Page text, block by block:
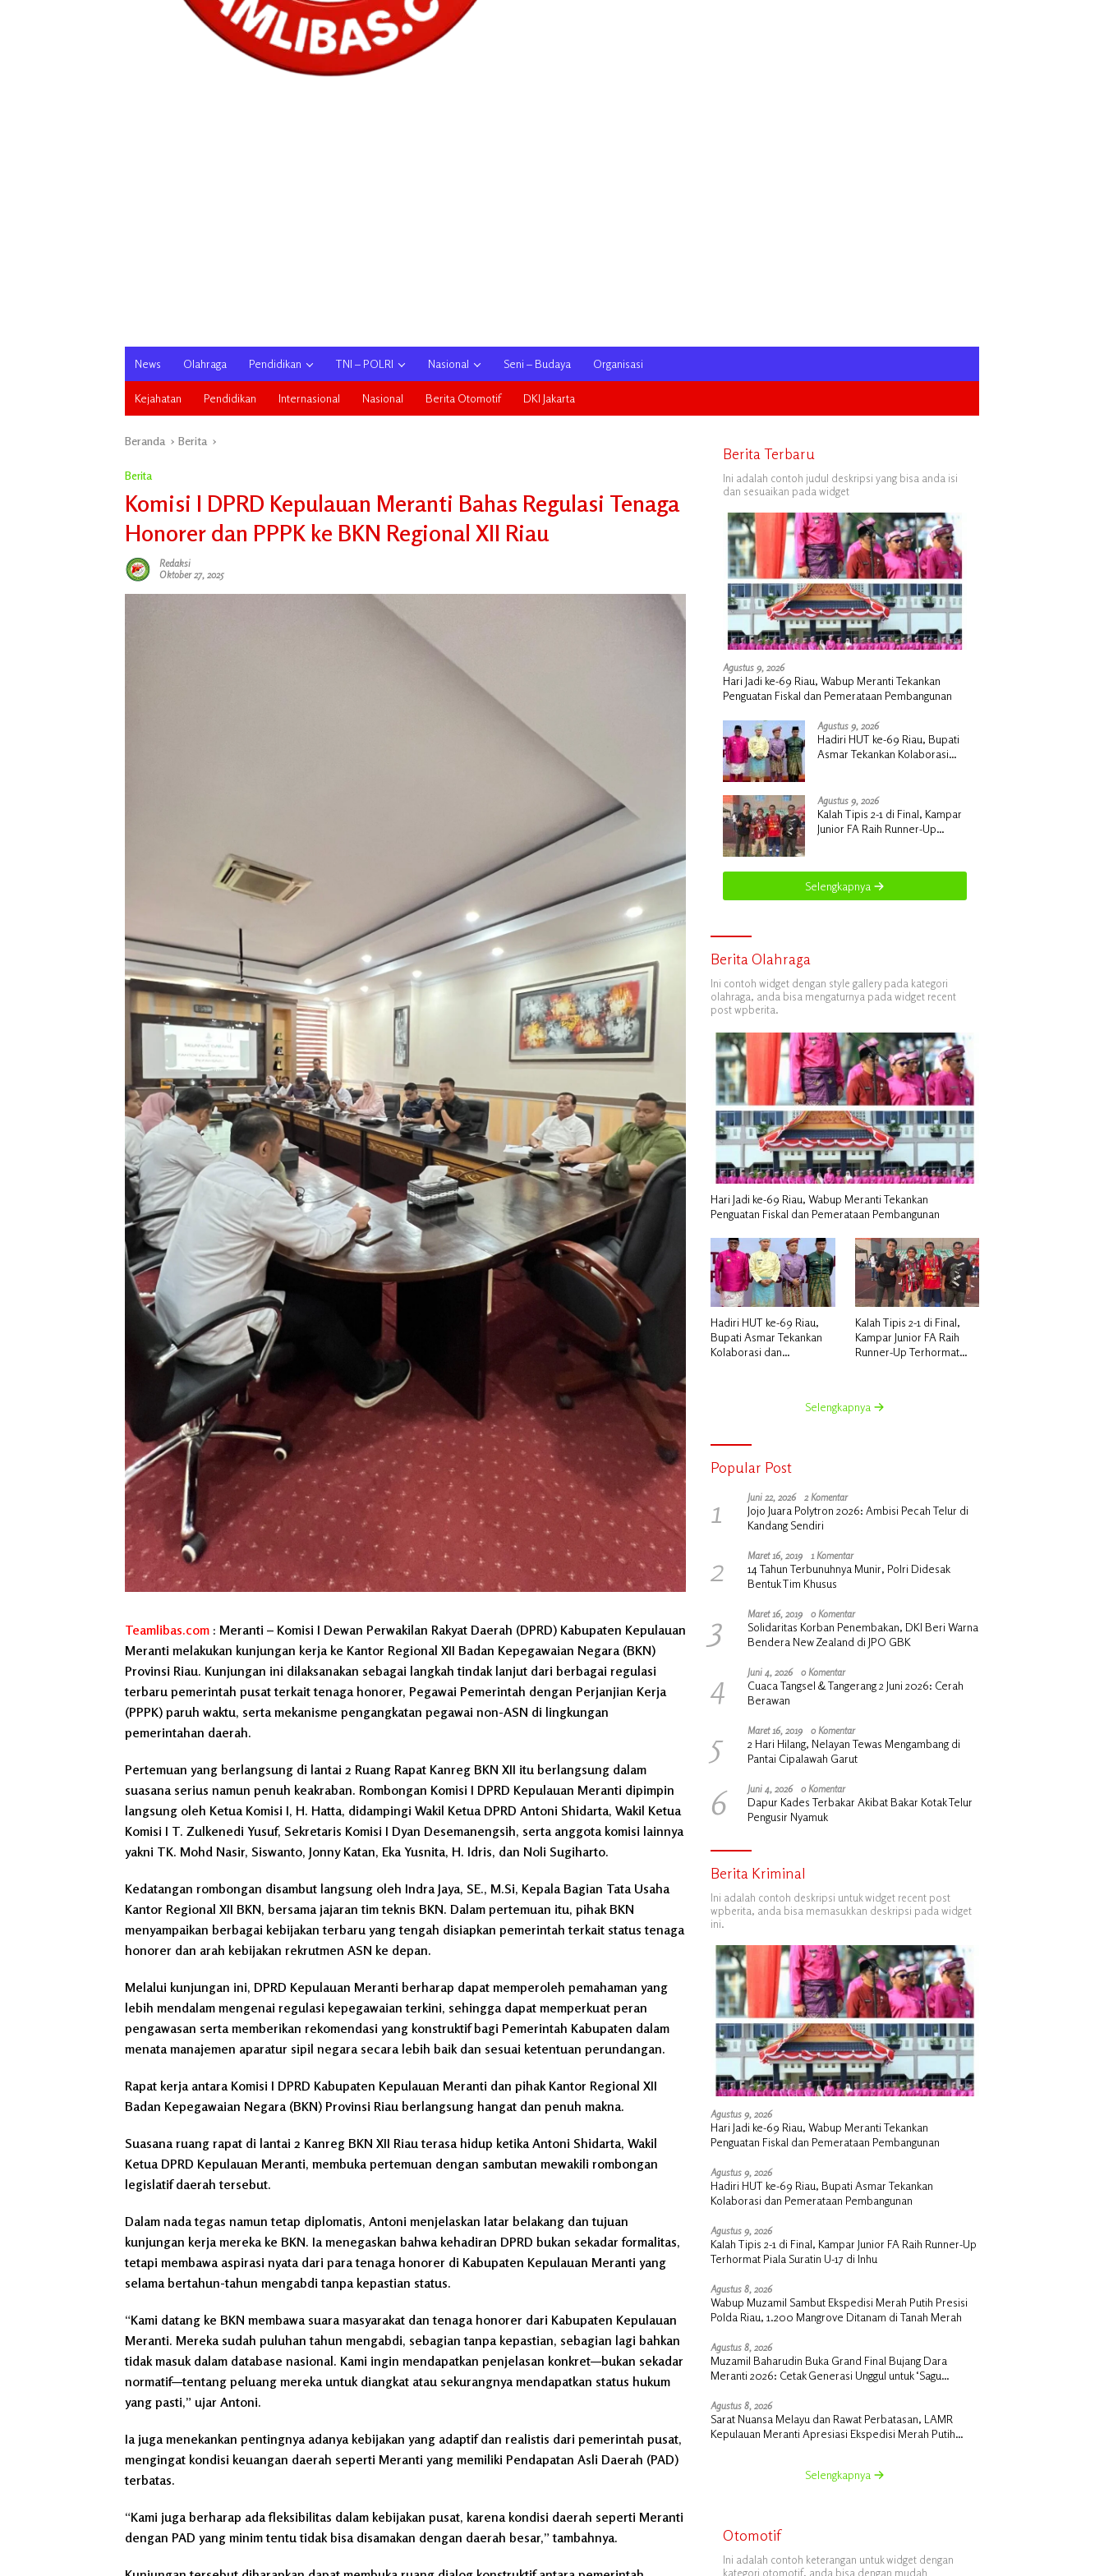
News Olahraga Pendidikan TNI – POLRI Nasional Seni – Budaya Organisasi
Kejahatan Pendidikan Internasional Nasional Berita Otomotif DKI Jakarta
Beranda Berita
Berita
Komisi I DPRD Kepulauan Meranti Bahas Regulasi Tenaga
Honorer dan PPPK ke BKN Regional XII Riau
Redaksi
Oktober 27, 2025
Teamlibas.com : Meranti – Komisi I Dewan Perwakilan Rakyat Daerah (DPRD) Kabupaten Kepulauan
Meranti melakukan kunjungan kerja ke Kantor Regional XII Badan Kepegawaian Negara (BKN)
Provinsi Riau. Kunjungan ini dilaksanakan sebagai langkah tindak lanjut dari berbagai regulasi
terbaru pemerintah pusat terkait tenaga honorer, Pegawai Pemerintah dengan Perjanjian Kerja
(PPPK) paruh waktu, serta mekanisme pengangkatan pegawai non-ASN di lingkungan
pemerintahan daerah.
Pertemuan yang berlangsung di lantai 2 Ruang Rapat Kanreg BKN XII itu berlangsung dalam
suasana serius namun penuh keakraban. Rombongan Komisi I DPRD Kepulauan Meranti dipimpin
langsung oleh Ketua Komisi I, H. Hatta, didampingi Wakil Ketua DPRD Antoni Shidarta, Wakil Ketua
Komisi I T. Zulkenedi Yusuf, Sekretaris Komisi I Dyan Desemanengsih, serta anggota komisi lainnya
yakni TK. Mohd Nasir, Siswanto, Jonny Katan, Eka Yusnita, H. Idris, dan Noli Sugiharto.
Kedatangan rombongan disambut langsung oleh Indra Jaya, SE., M.Si, Kepala Bagian Tata Usaha
Kantor Regional XII BKN, bersama jajaran tim teknis BKN. Dalam pertemuan itu, pihak BKN
menyampaikan berbagai kebijakan terbaru yang tengah disiapkan pemerintah terkait status tenaga
honorer dan arah kebijakan rekrutmen ASN ke depan.
Melalui kunjungan ini, DPRD Kepulauan Meranti berharap dapat memperoleh pemahaman yang
lebih mendalam mengenai regulasi kepegawaian terkini, sehingga dapat memperkuat peran
pengawasan serta memberikan rekomendasi yang konstruktif bagi Pemerintah Kabupaten dalam
menata manajemen aparatur sipil negara secara lebih baik dan sesuai ketentuan perundangan.
Rapat kerja antara Komisi I DPRD Kabupaten Kepulauan Meranti dan pihak Kantor Regional XII
Badan Kepegawaian Negara (BKN) Provinsi Riau berlangsung hangat dan penuh makna.
Suasana ruang rapat di lantai 2 Kanreg BKN XII Riau terasa hidup ketika Antoni Shidarta, Wakil
Ketua DPRD Kepulauan Meranti, membuka pertemuan dengan sambutan mewakili rombongan
legislatif daerah tersebut.
Dalam nada tegas namun tetap diplomatis, Antoni menjelaskan latar belakang dan tujuan
kunjungan kerja mereka ke BKN. Ia menegaskan bahwa kehadiran DPRD bukan sekadar formalitas,
tetapi membawa aspirasi nyata dari para tenaga honorer di Kabupaten Kepulauan Meranti yang
selama bertahun-tahun mengabdi tanpa kepastian status.
“Kami datang ke BKN membawa suara masyarakat dan tenaga honorer dari Kabupaten Kepulauan
Meranti. Mereka sudah puluhan tahun mengabdi, sebagian tanpa kepastian, sebagian lagi bahkan
tidak masuk dalam database nasional. Kami ingin mendapatkan penjelasan konkret—bukan sekadar
normatif—tentang peluang mereka untuk diangkat atau sekurangnya mendapatkan status hukum
yang pasti,” ujar Antoni.
Ia juga menekankan pentingnya adanya kebijakan yang adaptif dan realistis dari pemerintah pusat,
mengingat kondisi keuangan daerah seperti Meranti yang memiliki Pendapatan Asli Daerah (PAD)
terbatas.
“Kami juga berharap ada fleksibilitas dalam kebijakan pusat, karena kondisi daerah seperti Meranti
dengan PAD yang minim tentu tidak bisa disamakan dengan daerah besar,” tambahnya.
Berita Terbaru
Ini adalah contoh judul deskripsi yang bisa anda isi
dan sesuaikan pada widget
Agustus 9, 2026
Hari Jadi ke-69 Riau, Wabup Meranti Tekankan
Penguatan Fiskal dan Pemerataan Pembangunan
Agustus 9, 2026
Hadiri HUT ke-69 Riau, Bupati
Asmar Tekankan Kolaborasi
Agustus 9, 2026
Kalah Tipis 2-1 di Final, Kampar
Junior FA Raih Runner-Up
Selengkapnya
Berita Olahraga
Ini contoh widget dengan style gallery pada kategori
olahraga, anda bisa mengaturnya pada widget recent
post wpberita.
Hari Jadi ke-69 Riau, Wabup Meranti Tekankan
Penguatan Fiskal dan Pemerataan Pembangunan
Hadiri HUT ke-69 Riau,
Bupati Asmar Tekankan
Kolaborasi dan
Kalah Tipis 2-1 di Final,
Kampar Junior FA Raih
Runner-Up Terhormat
Selengkapnya
Popular Post
1 Juni 22, 2026 2 Komentar
Jojo Juara Polytron 2026: Ambisi Pecah Telur di
Kandang Sendiri
2 Maret 16, 2019 1 Komentar
14 Tahun Terbunuhnya Munir, Polri Didesak
Bentuk Tim Khusus
3 Maret 16, 2019 0 Komentar
Solidaritas Korban Penembakan, DKI Beri Warna
Bendera New Zealand di JPO GBK
4 Juni 4, 2026 0 Komentar
Cuaca Tangsel & Tangerang 2 Juni 2026: Cerah
Berawan
5 Maret 16, 2019 0 Komentar
2 Hari Hilang, Nelayan Tewas Mengambang di
Pantai Cipalawah Garut
6 Juni 4, 2026 0 Komentar
Dapur Kades Terbakar Akibat Bakar Kotak Telur
Pengusir Nyamuk
Berita Kriminal
Ini adalah contoh deskripsi untuk widget recent post
wpberita, anda bisa memasukkan deskripsi pada widget
ini.
Agustus 9, 2026
Hari Jadi ke-69 Riau, Wabup Meranti Tekankan
Penguatan Fiskal dan Pemerataan Pembangunan
Agustus 9, 2026
Hadiri HUT ke-69 Riau, Bupati Asmar Tekankan
Kolaborasi dan Pemerataan Pembangunan
Agustus 9, 2026
Kalah Tipis 2-1 di Final, Kampar Junior FA Raih Runner-Up
Terhormat Piala Suratin U-17 di Inhu
Agustus 8, 2026
Wabup Muzamil Sambut Ekspedisi Merah Putih Presisi
Polda Riau, 1.200 Mangrove Ditanam di Tanah Merah
Agustus 8, 2026
Muzamil Baharudin Buka Grand Final Bujang Dara
Meranti 2026: Cetak Generasi Unggul untuk ‘Sagu
Agustus 8, 2026
Sarat Nuansa Melayu dan Rawat Perbatasan, LAMR
Kepulauan Meranti Apresiasi Ekspedisi Merah Putih
Selengkapnya
Otomotif
Ini adalah contoh keterangan untuk widget dengan
kategori otomotif, anda bisa dengan mudah